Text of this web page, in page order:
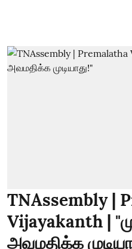
TNAssembly |
Vijayakanth |
அவமதிக்க